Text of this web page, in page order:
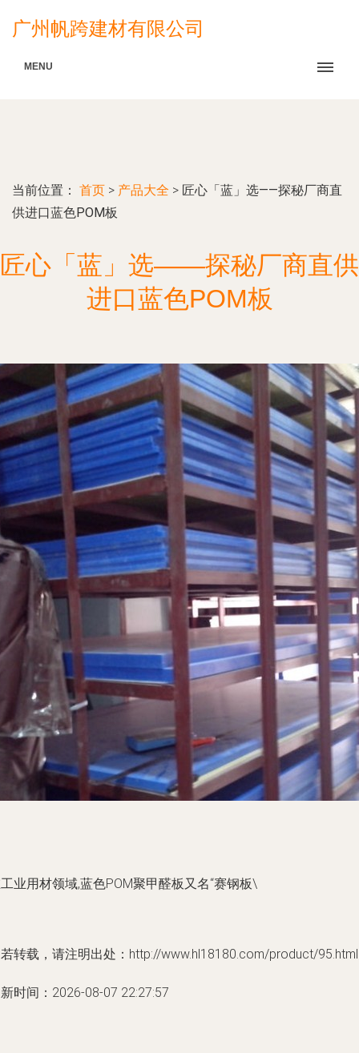
广州帆跨建材有限公司
MENU
当前位置： 首页 > 产品大全 > 匠心「蓝」选——探秘厂商直
供进口蓝色POM板
匠心「蓝」选——探秘厂商直供
进口蓝色POM板
业用材领域,蓝色POM聚甲醛板又名“赛钢板\
转载，请注明出处：http://www.hl18180.com/product/95.html
时间：2026-08-07 22:27:57